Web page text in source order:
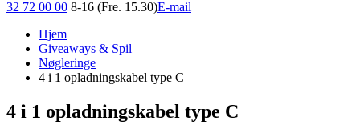
32 72 00 00 8-16 (Fre. 15.30)E-mail
Hjem
Giveaways & Spil
Nøgleringe
4 i 1 opladningskabel type C
4 i 1 opladningskabel type C